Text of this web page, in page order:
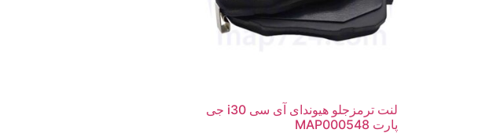
لنت ترمزجلو هیوندای آی سی i30 جی
پارت MAP000548